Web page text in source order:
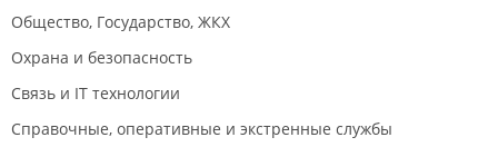
Общество, Государство, ЖКХ
Охрана и безопасность
Связь и IT технологии
Справочные, оперативные и экстренные службы